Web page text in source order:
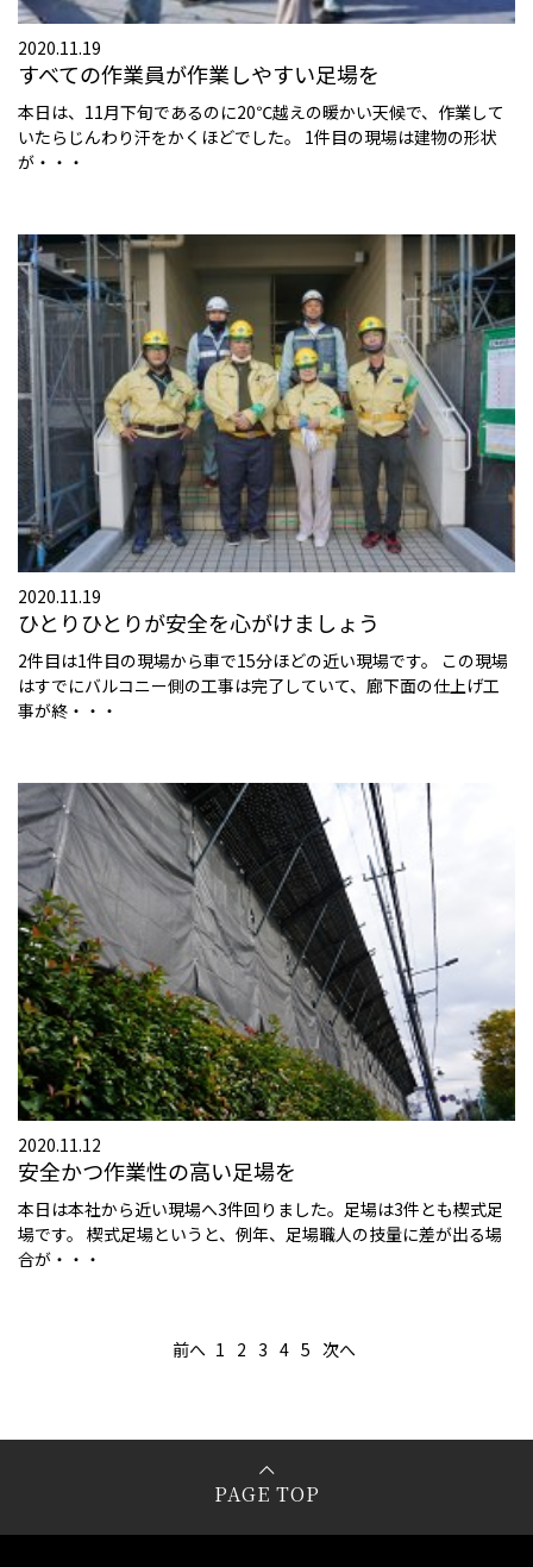
2020.11.19
すべての作業員が作業しやすい足場を
本日は、11月下旬であるのに20℃越えの暖かい天候で、作業して
いたらじんわり汗をかくほどでした。 1件目の現場は建物の形状
が・・・
2020.11.19
ひとりひとりが安全を心がけましょう
2件目は1件目の現場から車で15分ほどの近い現場です。 この現場
はすでにバルコニー側の工事は完了していて、廊下面の仕上げ工
事が終・・・
2020.11.12
安全かつ作業性の高い足場を
本日は本社から近い現場へ3件回りました。足場は3件とも楔式足
場です。 楔式足場というと、例年、足場職人の技量に差が出る場
合が・・・
前へ 1 2 3 4 5 次へ
PAGE TOP